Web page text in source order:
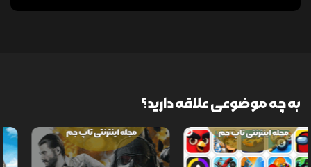
به چه موضوعی علاقه دارید؟